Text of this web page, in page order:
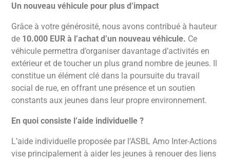
Un nouveau véhicule pour plus d’impact
Grâce à votre générosité, nous avons contribué à hauteur
de 10.000 EUR à l’achat d’un nouveau véhicule. Ce
véhicule permettra d’organiser davantage d’activités en
extérieur et de toucher un plus grand nombre de jeunes. Il
constitue un élément clé dans la poursuite du travail
social de rue, en offrant une présence et un soutien
constants aux jeunes dans leur propre environnement.
En quoi consiste l’aide individuelle ?
L’aide individuelle proposée par l’ASBL Amo Inter-Actions
vise principalement à aider les jeunes à renouer des liens